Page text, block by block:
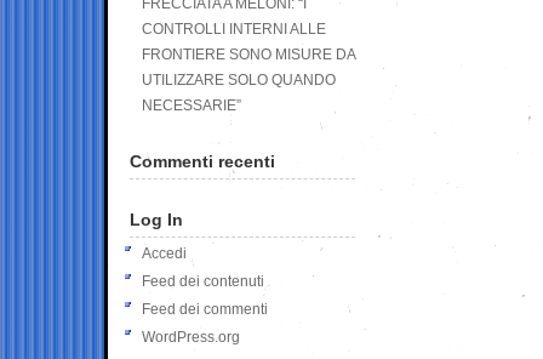
FRECCIATA A MELONI: “I
CONTROLLI INTERNI ALLE
FRONTIERE SONO MISURE DA
UTILIZZARE SOLO QUANDO
NECESSARIE”
Commenti recenti
Log In
Accedi
Feed dei contenuti
Feed dei commenti
WordPress.org